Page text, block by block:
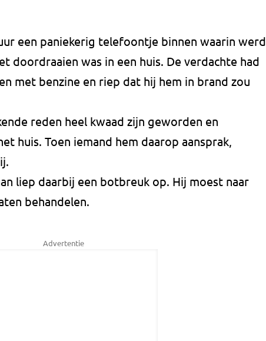
een paniekerig telefoontje binnen waarin werd
doordraaien was in een huis. De verdachte had
met benzine en riep dat hij hem in brand zou
reden heel kwaad zijn geworden en
huis. Toen iemand hem daarop aansprak,
liep daarbij een botbreuk op. Hij moest naar
behandelen.
Advertentie